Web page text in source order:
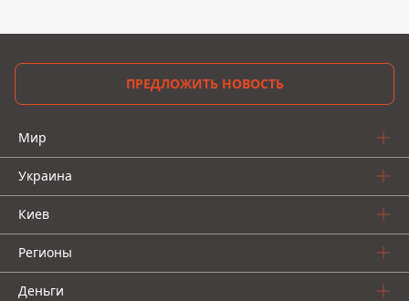
ПРЕДЛОЖИТЬ НОВОСТЬ
Мир
Украина
Киев
Регионы
Деньги